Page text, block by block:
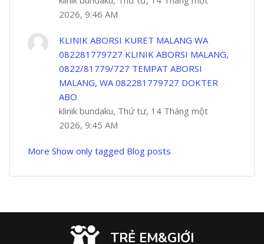
2026, 9:46 AM
KLINIK ABORSI KURET MALANG WA
082281779727 KLINIK ABORSI MALANG,
0822/81779/727 TEMPAT ABORSI
MALANG, WA 082281779727 DOKTER
ABO
klinik bundaku, Thứ tư, 14 Tháng một
2026, 9:45 AM
More Show only tagged Blog posts
TRẺ EM&GIỚI